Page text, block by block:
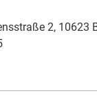
2, 10623